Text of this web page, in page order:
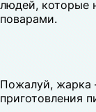
людей, которые
поварами.
Пожалуй, жарка
приготовления